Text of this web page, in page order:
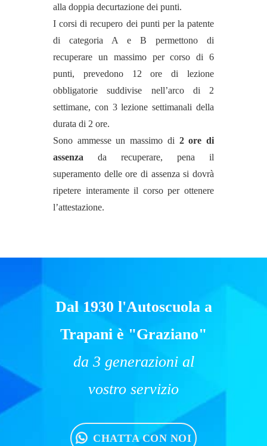
alla doppia decurtazione dei punti.
I corsi di recupero dei punti per la patente
di categoria A e B permettono di
recuperare un massimo per corso di 6
punti, prevedono 12 ore di lezione
obbligatorie suddivise nell’arco di 2
settimane, con 3 lezione settimanali della
durata di 2 ore.
Sono ammesse un massimo di 2 ore di
assenza da recuperare, pena il
superamento delle ore di assenza si dovrà
ripetere interamente il corso per ottenere
l’attestazione.
Dal 1930 l'Autoscuola a
Trapani è "Graziano"
da 3 generazioni al
vostro servizio
CHATTA CON NOI